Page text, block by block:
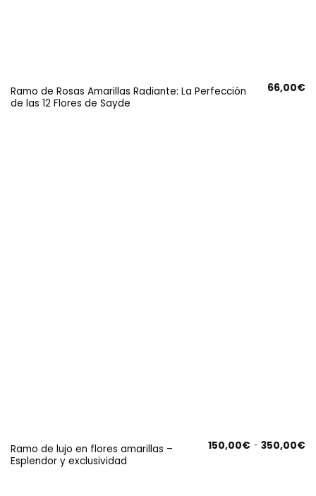
Ramo de Rosas Amarillas Radiante: La Perfección
de las 12 Flores de Sayde
66,00€
Ramo de lujo en flores amarillas –
Esplendor y exclusividad
150,00€ - 350,00€